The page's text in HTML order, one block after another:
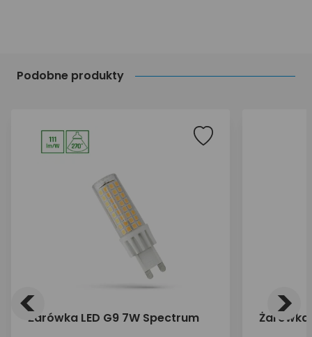
Podobne produkty
Żarówka LED G9 7W Spectrum Żarówka
< >